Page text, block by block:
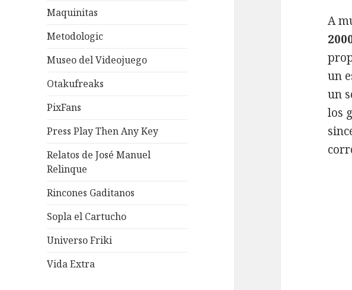
Maquinitas
Metodologic
Museo del Videojuego
Otakufreaks
PixFans
Press Play Then Any Key
Relatos de José Manuel
Relinque
Rincones Gaditanos
Sopla el Cartucho
Universo Friki
Vida Extra
A
un
un
los